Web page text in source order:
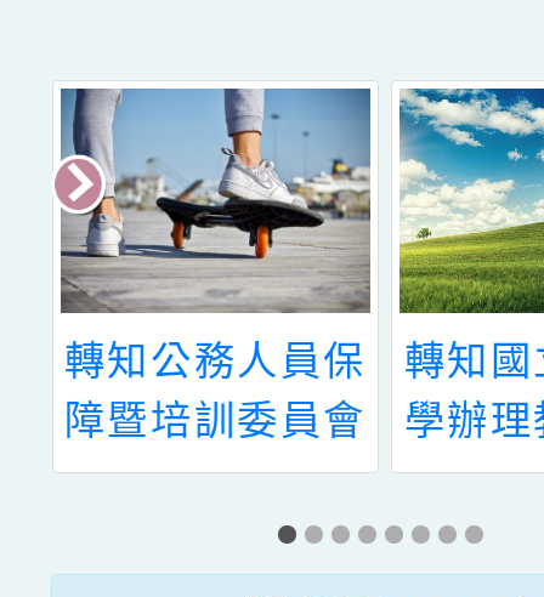
轉知國立清華大
學辦理教育部補
助111年度「高
級中等以下學校
有關
華專
為辦
大系